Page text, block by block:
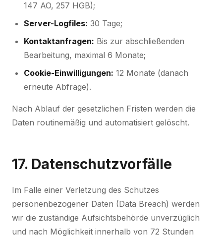
147 AO, 257 HGB);
Server-Logfiles: 30 Tage;
Kontaktanfragen: Bis zur abschließenden
Bearbeitung, maximal 6 Monate;
Cookie-Einwilligungen: 12 Monate (danach
erneute Abfrage).
Nach Ablauf der gesetzlichen Fristen werden die
Daten routinemäßig und automatisiert gelöscht.
17. Datenschutzvorfälle
Im Falle einer Verletzung des Schutzes
personenbezogener Daten (Data Breach) werden
wir die zuständige Aufsichtsbehörde unverzüglich
und nach Möglichkeit innerhalb von 72 Stunden